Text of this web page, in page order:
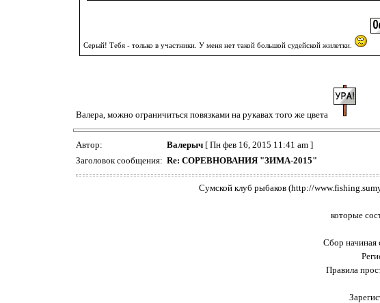
Серый! Тебя - только в участники. У меня нет такой большой судейской жилетки.
Валера, можно ограничиться повязками на рукавах того же цвета
Автор: Валерыч [ Пн фев 16, 2015 11:41 am ]
Заголовок сообщения: Re: СОРЕВНОВАНИЯ "ЗИМА-2015"
Сумской клуб рыбаков (http://
которые
Сбор начиная
Правила